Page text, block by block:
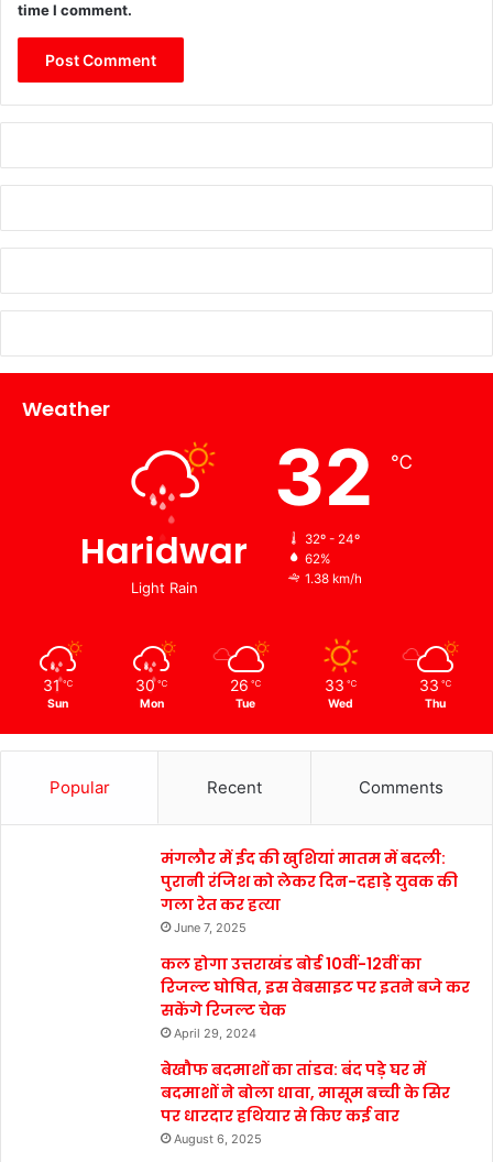
time I comment.
Weather
Haridwar
Light Rain
32 ℃
32º - 24º
62%
1.38 km/h
31 ℃
Sun
30 ℃
Mon
26 ℃
Tue
33 ℃
Wed
33 ℃
Thu
Popular Recent Comments
मंगलौर में ईद की खुशियां मातम में बदली:
पुरानी रंजिश को लेकर दिन-दहाड़े युवक की
गला रेत कर हत्या
June 7, 2025
कल होगा उत्तराखंड बोर्ड 10वीं-12वीं का
रिजल्ट घोषित, इस वेबसाइट पर इतने बजे कर
सकेंगे रिजल्ट चेक
April 29, 2024
बेखौफ बदमाशों का तांडव: बंद पड़े घर में
बदमाशों ने बोला धावा, मासूम बच्ची के सिर
पर धारदार हथियार से किए कई वार
August 6, 2025